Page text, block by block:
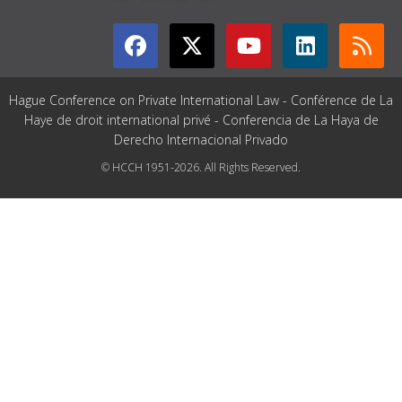
Hague Conference on Private International Law - Conférence de La
Haye de droit international privé - Conferencia de La Haya de
Derecho Internacional Privado
© HCCH 1951-2026. All Rights Reserved.